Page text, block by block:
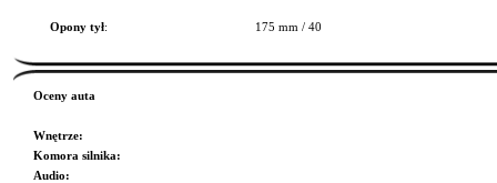
Opony tył: 175 mm / 40
Oceny auta
Wnętrze:
Komora silnika:
Audio: